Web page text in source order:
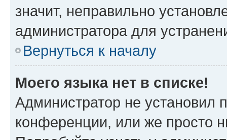
значит, неправильно
администратора для
Вернуться к началу
Моего языка нет в списке!
Администратор не установил
конференции, или же просто